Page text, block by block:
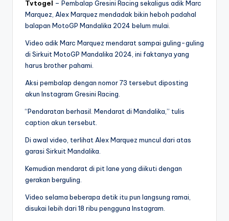
Tvtogel – Pembalap Gresini Racing sekaligus adik Marc
Marquez, Alex Marquez mendadak bikin heboh padahal
balapan MotoGP Mandalika 2024 belum mulai.
Video adik Marc Marquez mendarat sampai guling-guling
di Sirkuit MotoGP Mandalika 2024, ini faktanya yang
harus brother pahami.
Aksi pembalap dengan nomor 73 tersebut diposting
akun Instagram Gresini Racing.
“Pendaratan berhasil. Mendarat di Mandalika,” tulis
caption akun tersebut.
Di awal video, terlihat Alex Marquez muncul dari atas
garasi Sirkuit Mandalika.
Kemudian mendarat di pit lane yang diikuti dengan
gerakan berguling.
Video selama beberapa detik itu pun langsung ramai,
disukai lebih dari 18 ribu pengguna Instagram.